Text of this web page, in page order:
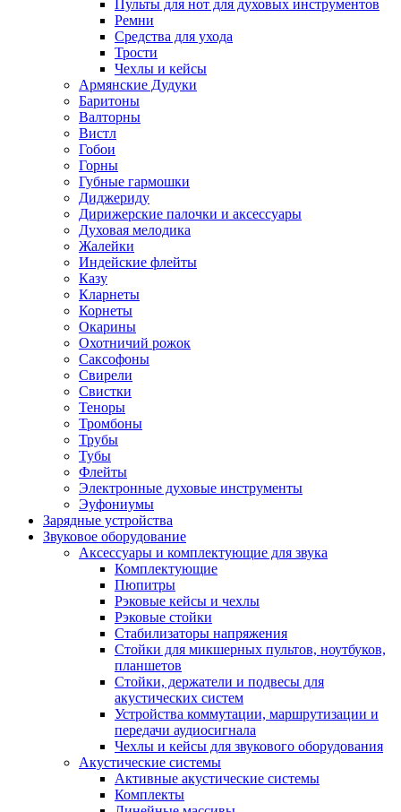
Пульты для нот для духовых инструментов
Ремни
Средства для ухода
Трости
Чехлы и кейсы
Армянские Дудуки
Баритоны
Валторны
Вистл
Гобои
Горны
Губные гармошки
Диджериду
Дирижерские палочки и аксессуары
Духовая мелодика
Жалейки
Индейские флейты
Казу
Кларнеты
Корнеты
Окарины
Охотничий рожок
Саксофоны
Свирели
Свистки
Теноры
Тромбоны
Трубы
Тубы
Флейты
Электронные духовые инструменты
Эуфониумы
Зарядные устройства
Звуковое оборудование
Аксессуары и комплектующие для звука
Комплектующие
Пюпитры
Рэковые кейсы и чехлы
Рэковые стойки
Стабилизаторы напряжения
Стойки для микшерных пультов, ноутбуков,
планшетов
Стойки, держатели и подвесы для
акустических систем
Устройства коммутации, маршрутизации и
передачи аудиосигнала
Чехлы и кейсы для звукового оборудования
Акустические системы
Активные акустические системы
Комплекты